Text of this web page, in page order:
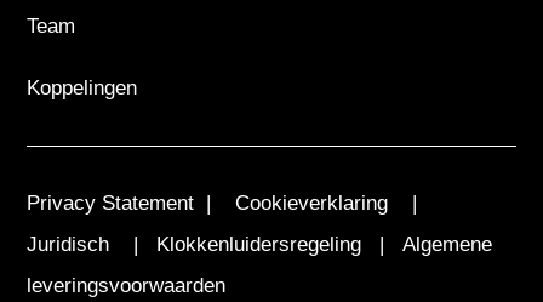
Team
Koppelingen
Privacy Statement |Cookieverklaring
|
Juridisch | Klokkenluidersregeling |
Algemene
leveringsvoorwaarden